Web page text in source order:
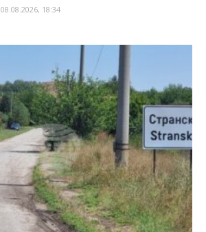
08.08.2026, 18:34